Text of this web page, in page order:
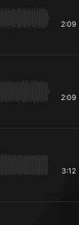
2:09
2:09
3:12